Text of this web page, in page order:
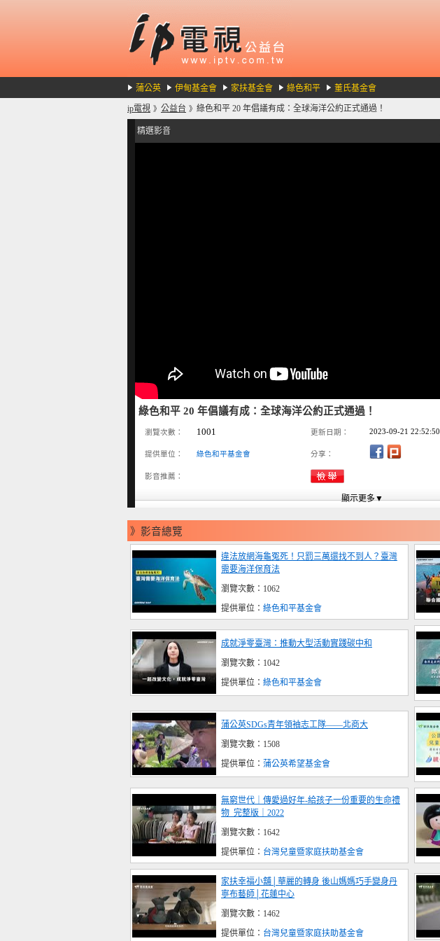
蒲公英 伊甸基金會 家扶基金會 綠色和平 董氏基金會
ip電視 》 公益台 》 綠色和平 20 年倡議有成：全球海洋公約正式通過！
精選影音
綠色和平 20 年倡議有成：全球海洋公約正式通過！
瀏覽次數： 1001 更新日期： 2023-09-21 22:52:50
提供單位： 綠色和平基金會 分享：
影音推薦：
》影音總覽
違法放網海龜冤死！只罰三萬還找不到人？臺灣
需要海洋保育法
瀏覽次數：1062
提供單位： 綠色和平基金會
成就淨零臺灣：推動大型活動實踐碳中和
瀏覽次數：1042
提供單位： 綠色和平基金會
蒲公英SDGs青年領袖志工隊——北商大
瀏覽次數：1508
提供單位： 蒲公英希望基金會
無窮世代｜傳愛過好年-給孩子一份重要的生命禮
物_完整版｜2022
瀏覽次數：1642
提供單位： 台灣兒童暨家庭扶助基金會
家扶幸福小舖│華麗的轉身 後山媽媽巧手變身丹
寧布藝師│花蓮中心
瀏覽次數：1462
提供單位： 台灣兒童暨家庭扶助基金會